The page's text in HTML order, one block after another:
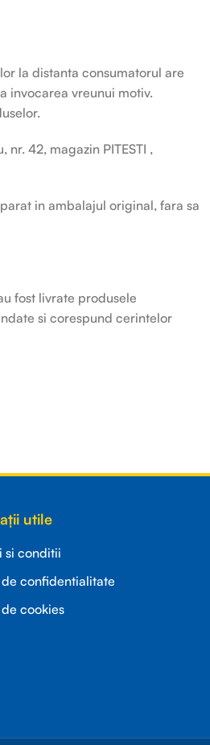
la distanta consumatorul are
invocarea vreunui motiv.
42, magazin PITESTI ,
in ambalajul original, fara sa
fost livrate produsele
si corespund cerintelor
utile
si conditii
confidentialitate
cookies